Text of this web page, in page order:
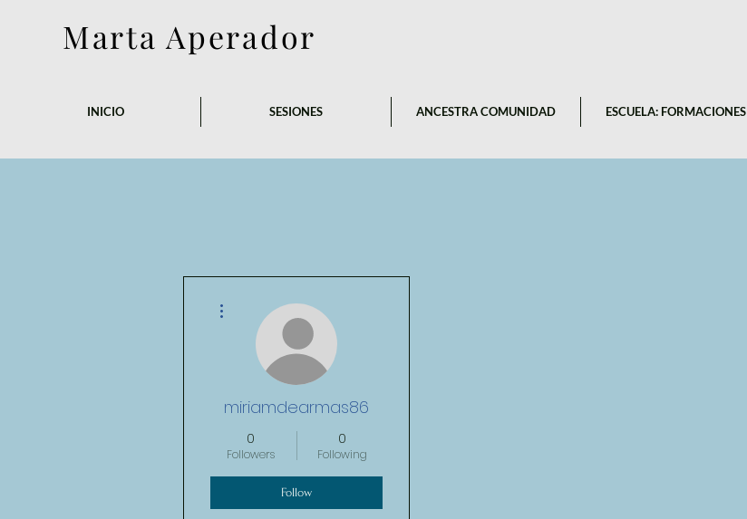
Marta Aperador
INICIO SESIONES ANCESTRA COMUNIDAD ESCUELA: FORMACIONES
miriamdearmas86
0
Followers
0
Following
Follow